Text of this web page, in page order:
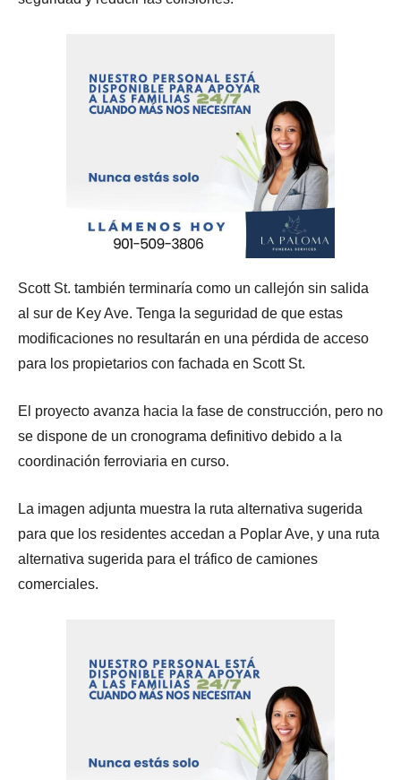
Scott St. también terminaría como un callejón sin salida
al sur de Key Ave. Tenga la seguridad de que estas
modificaciones no resultarán en una pérdida de acceso
para los propietarios con fachada en Scott St.
El proyecto avanza hacia la fase de construcción, pero no
se dispone de un cronograma definitivo debido a la
coordinación ferroviaria en curso.
La imagen adjunta muestra la ruta alternativa sugerida
para que los residentes accedan a Poplar Ave, y una ruta
alternativa sugerida para el tráfico de camiones
comerciales.